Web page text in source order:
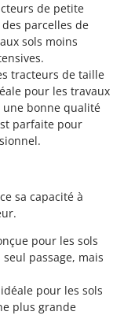
de petite
parcelles de
sols moins
tracteurs de taille
pour les travaux
une bonne qualité
parfaite pour
sa capacité à
pour les sols
passage, mais
pour les sols
plus grande